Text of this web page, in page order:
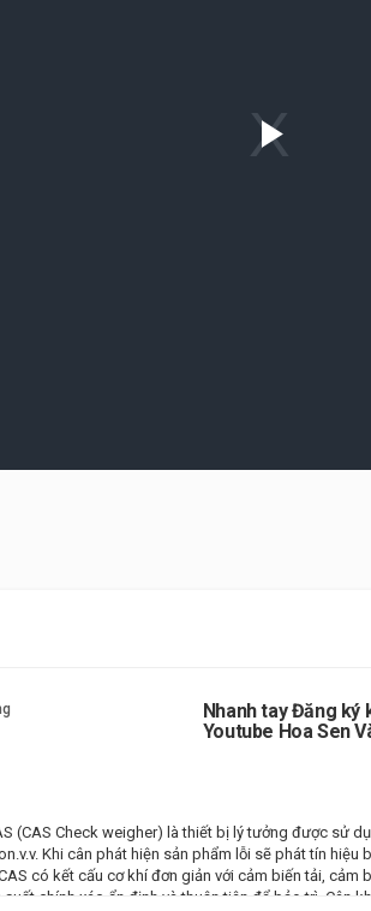
Nhanh tay Đăng ký
Youtube Hoa Sen
(CAS Check weigher) là thiết bị lý tưởng được sử
Khi cân phát hiện sản phẩm lỗi sẽ phát tín hiệu
có kết cấu cơ khí đơn giản với cảm biến tải, cảm
chính xác-ổn định và thuận tiện để bảo trì. Cân